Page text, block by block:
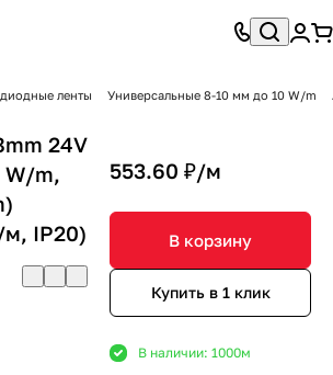
ленты Универсальные 8-10 мм до 10 W/m
24V
m,
IP20)
553.60 ₽/м
В корзину
Купить в 1 клик
В наличии: 1000м